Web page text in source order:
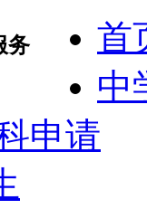
务
首
中
申请